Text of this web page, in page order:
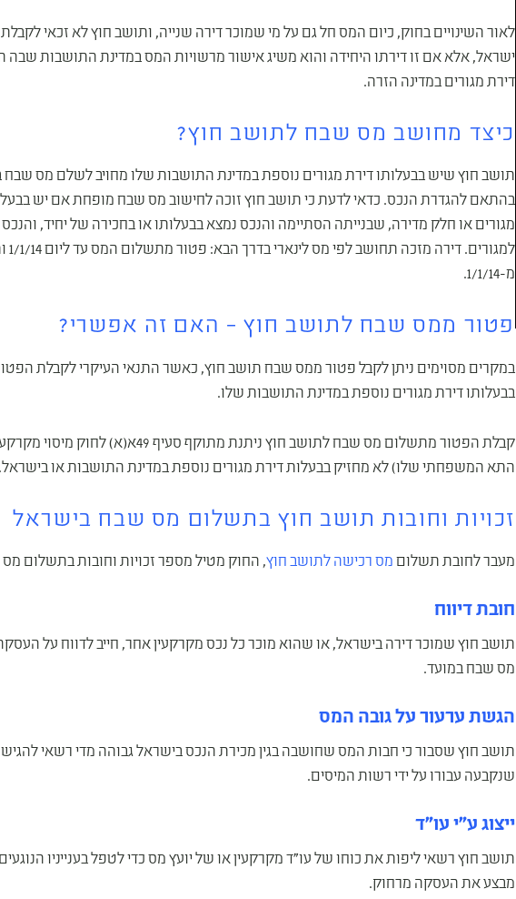
לאור השינויים בחוק, כיום המס חל גם על מי שמוכר דירה שנייה, ותושב חוץ לא זכאי
ישראל, אלא אם זו דירתו היחידה והוא משיג אישור מרשויות המס במדינת התושבות שבה
דירת מגורים במדינה הזרה.
כיצד מחושב מס שבח לתושב חוץ?
תושב חוץ שיש בבעלותו דירת מגורים נוספת במדינת התושבות שלו מחויב לשלם מס שבח
בהתאם להגדרת הנכס. כדאי לדעת כי תושב חוץ זוכה לחישוב מס שבח מופחת אם יש
מגורים או חלק מדירה, שבנייתה הסתיימה והנכס נמצא בבעלותו או בחכירה של יחיד,
מ-1/1/14.
פטור ממס שבח לתושב חוץ – האם זה אפשרי?
במקרים מסוימים ניתן לקבל פטור ממס שבח תושב חוץ, כאשר התנאי העיקרי לקבלת
בבעלותו דירת מגורים נוספת במדינת התושבות שלו.
קבלת הפטור מתשלום מס שבח לתושב חוץ ניתנת
התא המשפחתי שלו) לא מחזיק בבעלות דירת מגורים נוספת במדינת התושבות או בישראל.
זכויות וחובות תושב חוץ בתשלום מס שבח בישראל
מעבר לחובת תשלום מס רכישה לתושב חוץ, החוק מטיל מספר זכויות וחובות בתשלום
חובת דיווח
תושב חוץ שמוכר דירה בישראל, או שהוא מוכר כל נכס מקרקעין אחר, חייב לדווח על
מס שבח במועד.
הגשת ערעור על גובה המס
תושב חוץ שסבור כי חבות המס שחושבה בגין מכירת הנכס בישראל גבוהה מדי רשאי
שנקבעה עבורו על ידי רשות המיסים.
ייצוג ע"י עו"ד
תושב חוץ רשאי ליפות את כוחו של עו"ד מקרקעין או של יועץ מס כדי לטפל בענייניו
מבצע את העסקה מרחוק.